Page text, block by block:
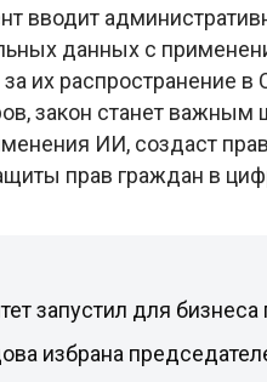
вводит
данных с
за их распространение
закон станет важным
ИИ, создаст
прав граждан в
запустил для бизнеса
избрана